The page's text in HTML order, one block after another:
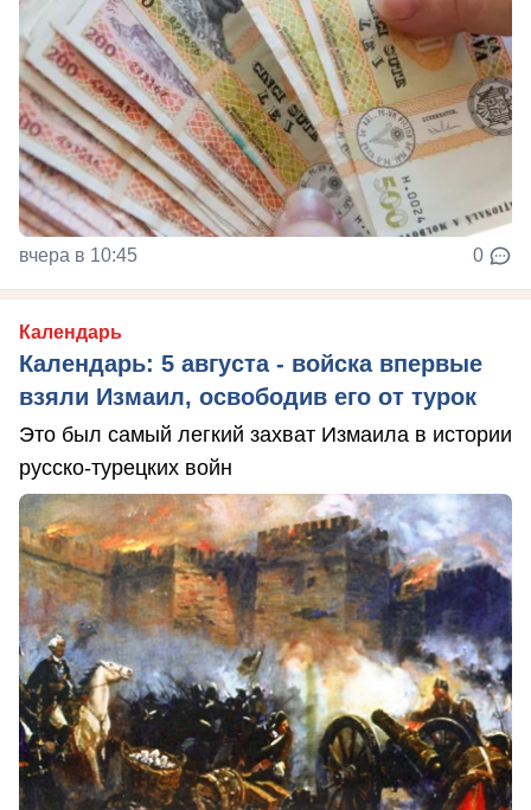
вчера в 10:45 0
Календарь
Календарь: 5 августа - войска впервые
взяли Измаил, освободив его от турок
Это был самый легкий захват Измаила в истории
русско-турецких войн